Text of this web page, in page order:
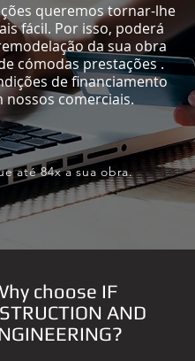
queremos tornar-lhe
fácil. Por isso, poderá
da sua obra
cómodas prestações .
de financiamento
nossos comerciais.
até 84x a sua obra.
choose IF
AND